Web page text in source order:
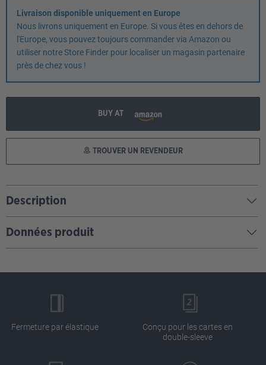
Livraison disponible uniquement en Europe
Nous livrons uniquement en Europe. Si vous êtes en dehors de
l'Europe, vous pouvez toujours commander via Amazon ou
utiliser notre Store Finder pour localiser un magasin partenaire
près de chez vous !
BUY AT
TROUVER UN REVENDEUR
Description
Données produit
Fermeture par élastique
Conçu pour les cartes en
double-sleeve